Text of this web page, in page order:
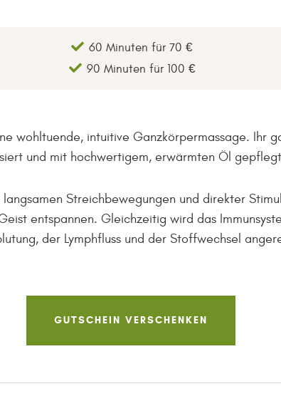
60 Minuten für 70 €
90 Minuten für 100 €
wohltuende, intuitive Ganzkörpermassage. Ihr
und mit hochwertigem, erwärmten Öl
langsamen Streichbewegungen und direkter
entspannen. Gleichzeitig wird das
der Lymphfluss und der Stoffwechsel
GUTSCHEIN VERSCHENKEN